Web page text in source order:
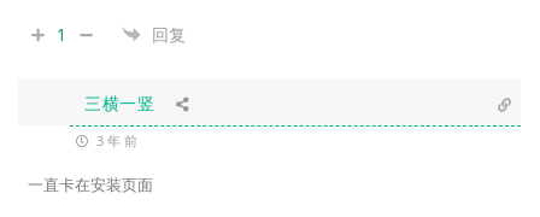
1 回复
三横一竖
3 年 前
一直卡在安装页面